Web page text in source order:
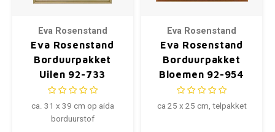
Eva Rosenstand
Eva Rosenstand
Borduurpakket
Uilen 92-733
ca. 31 x 39 cm op aida
borduurstof
Eva Rosenstand
Eva Rosenstand
Borduurpakket
Bloemen 92-954
ca 25 x 25 cm, telpakket